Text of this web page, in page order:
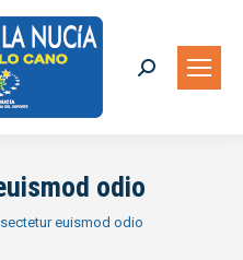
Buscar:
odio
euismod odio